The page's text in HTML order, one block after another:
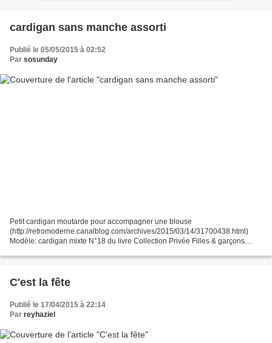
cardigan sans manche assorti
Publié le 05/05/2015 à 02:52
Par sosunday
Petit cardigan moutarde pour accompagner une blouse
(http://retromoderne.canalblog.com/archives/2015/03/14/31700438.html)
Modèle: cardigan mixte N°18 du livre Collection Privée Filles & garçons
C'est la fête
Publié le 17/04/2015 à 22:14
Par reyhaziel